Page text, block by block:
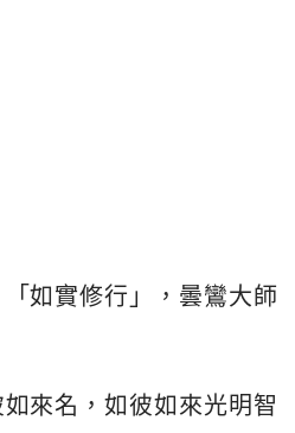
如實修行」，曇鸞大師
如來名，如彼如來光明智